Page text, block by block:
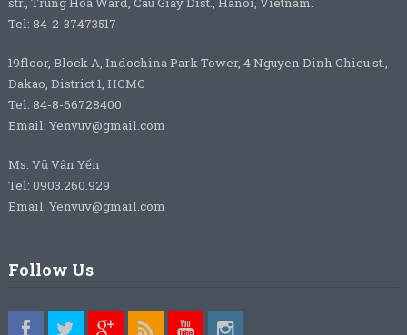
Tel: 84-2-37473517
19floor, Block A, Indochina Park Tower, 4 Nguyen Dinh Chieu st.,
Dakao, District 1, HCMC
Tel: 84-8-66728400
Email: Yenvuv@gmail.com
Ms. Vũ Vân Yến
Tel: 0903.260.929
Email: Yenvuv@gmail.com
Follow Us